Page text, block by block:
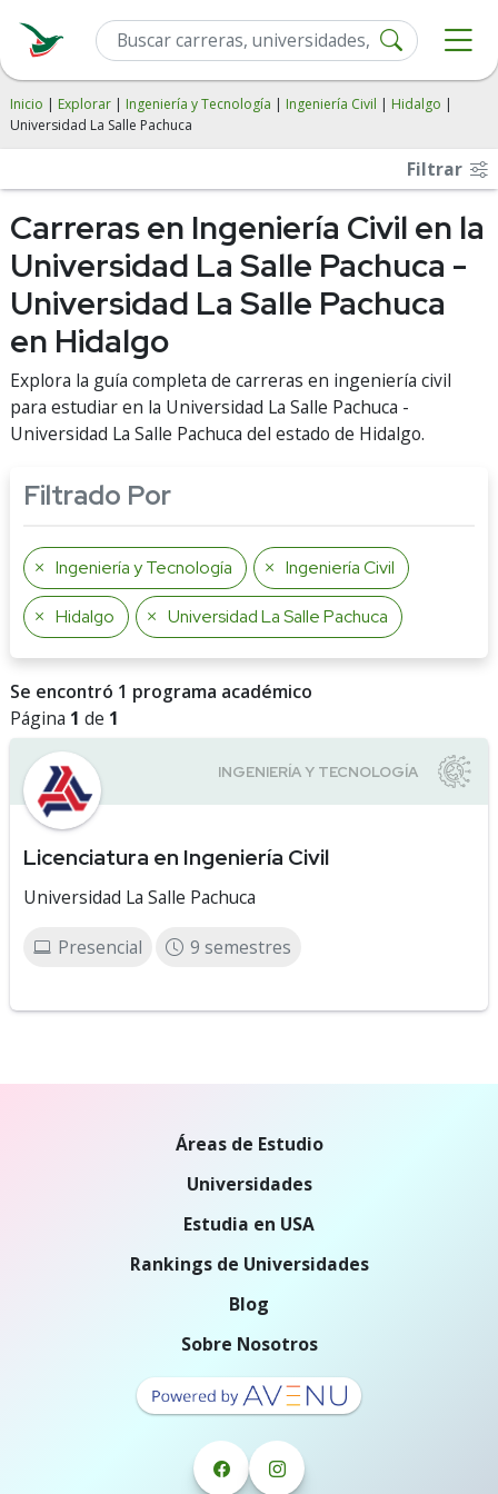
Inicio | Explorar | Ingeniería y Tecnología | Ingeniería Civil | Hidalgo |
Universidad La Salle Pachuca
Filtrar
Carreras en Ingeniería Civil en la
Universidad La Salle Pachuca -
Universidad La Salle Pachuca
en Hidalgo
Explora la guía completa de carreras en ingeniería civil
para estudiar en la Universidad La Salle Pachuca -
Universidad La Salle Pachuca del estado de Hidalgo.
Filtrado Por
Ingeniería y Tecnología Ingeniería Civil
Hidalgo Universidad La Salle Pachuca
Se encontró 1 programa académico
Página 1 de 1
Licenciatura en Ingeniería Civil
Universidad La Salle Pachuca
Presencial 9 semestres
Áreas de Estudio
Universidades
Estudia en USA
Rankings de Universidades
Blog
Sobre Nosotros